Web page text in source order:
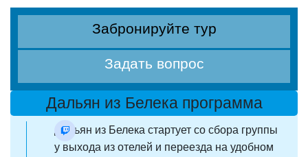
Забронируйте тур
Задать вопрос
Дальян из Белека программа
Дальян из Белека стартует со сбора группы
у выхода из отелей и переезда на удобном